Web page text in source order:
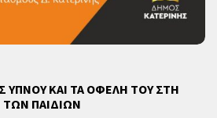
ΥΠΝΟΥ ΚΑΙ ΤΑ ΟΦΕΛΗ ΤΟΥ ΣΤΗ
ΠΑΙΔΙΩΝ